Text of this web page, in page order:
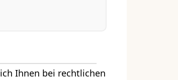
Ihnen bei rechtlichen